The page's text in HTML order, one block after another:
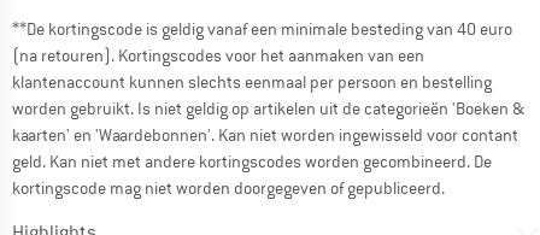
**De kortingscode is geldig vanaf een minimale besteding van 40 euro
(na retouren). Kortingscodes voor het aanmaken van een
klantenaccount kunnen slechts eenmaal per persoon en bestelling
worden gebruikt. Is niet geldig op artikelen uit de categorieën 'Boeken &
kaarten' en 'Waardebonnen'. Kan niet worden ingewisseld voor contant
geld. Kan niet met andere kortingscodes worden gecombineerd. De
kortingscode mag niet worden doorgegeven of gepubliceerd.